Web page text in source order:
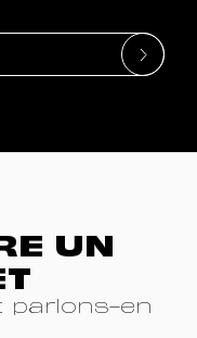
UN
parlons-en